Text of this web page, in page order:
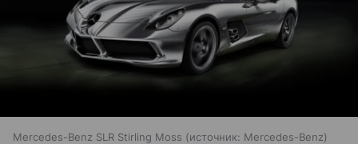
Mercedes-Benz SLR Stirling Moss источник: Mercedes-Benz